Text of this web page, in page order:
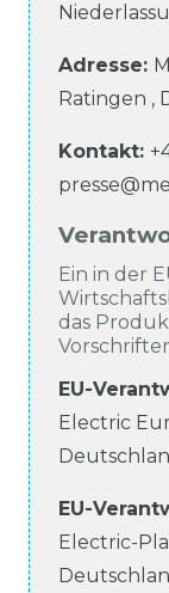
Adresse:
Ratingen ,
Kontakt:
Ein in der
das
EU-
Electric
EU-
Electric-